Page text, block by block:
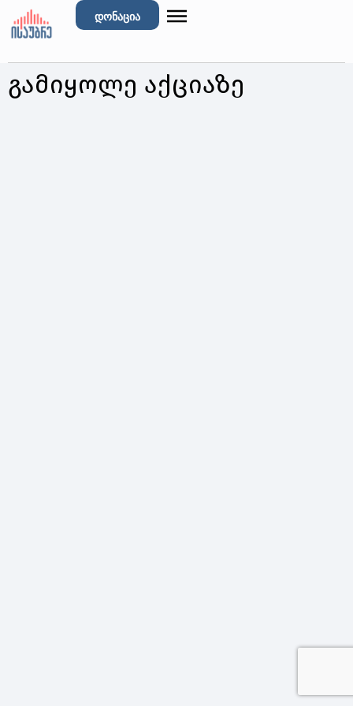
დონაცია
გამიყოლე აქციაზე